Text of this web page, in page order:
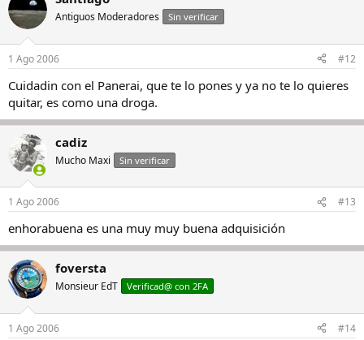
Antiguos Moderadores Sin verificar
1 Ago 2006 #12
Cuidadin con el Panerai, que te lo pones y ya no te lo quieres
quitar, es como una droga.
cadiz
Mucho Maxi Sin verificar
1 Ago 2006 #13
enhorabuena es una muy muy buena adquisición
foversta
Monsieur EdT Verificad@ con 2FA
1 Ago 2006 #14